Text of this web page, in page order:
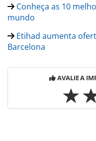
Conheça as 10
mundo
Etihad aumenta
Barcelona
AVALIE A